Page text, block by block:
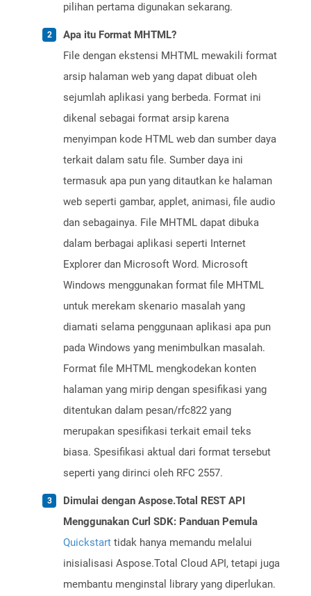
pilihan pertama digunakan sekarang.
Apa itu Format MHTML?
File dengan ekstensi MHTML mewakili format
arsip halaman web yang dapat dibuat oleh
sejumlah aplikasi yang berbeda. Format ini
dikenal sebagai format arsip karena
menyimpan kode HTML web dan sumber daya
terkait dalam satu file. Sumber daya ini
termasuk apa pun yang ditautkan ke halaman
web seperti gambar, applet, animasi, file audio
dan sebagainya. File MHTML dapat dibuka
dalam berbagai aplikasi seperti Internet
Explorer dan Microsoft Word. Microsoft
Windows menggunakan format file MHTML
untuk merekam skenario masalah yang
diamati selama penggunaan aplikasi apa pun
pada Windows yang menimbulkan masalah.
Format file MHTML mengkodekan konten
halaman yang mirip dengan spesifikasi yang
ditentukan dalam pesan/rfc822 yang
merupakan spesifikasi terkait email teks
biasa. Spesifikasi aktual dari format tersebut
seperti yang dirinci oleh RFC 2557.
Dimulai dengan Aspose.Total REST API
Menggunakan Curl SDK: Panduan Pemula
Quickstart tidak hanya memandu melalui
inisialisasi Aspose.Total Cloud API, tetapi juga
membantu menginstal library yang diperlukan.